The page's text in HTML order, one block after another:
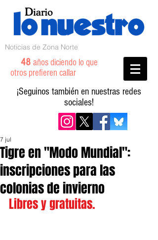
Noticias de Zona Norte
48 años diciendo lo que
otros prefieren callar
¡Seguinos también en nuestras redes
sociales!
Tigre en "Modo Mundial":
inscripciones para las
colonias de invierno
7 jul
Libres y gratuitas.